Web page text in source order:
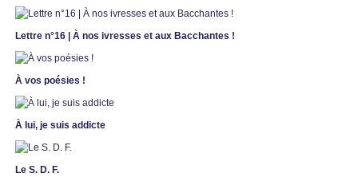
Lettre n°16 | À nos ivresses et aux Bacchantes !
À vos poésies !
À lui, je suis addicte
Le S. D. F.